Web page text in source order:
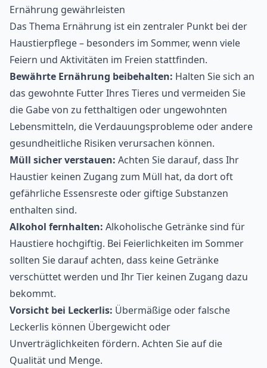
Ernährung gewährleisten
Das Thema Ernährung ist ein zentraler Punkt bei der
Haustierpflege – besonders im Sommer, wenn viele
Feiern und Aktivitäten im Freien stattfinden.
Bewährte Ernährung beibehalten: Halten Sie sich an
das gewohnte Futter Ihres Tieres und vermeiden Sie
die Gabe von zu fetthaltigen oder ungewohnten
Lebensmitteln, die Verdauungsprobleme oder andere
gesundheitliche Risiken verursachen können.
Müll sicher verstauen: Achten Sie darauf, dass Ihr
Haustier keinen Zugang zum Müll hat, da dort oft
gefährliche Essensreste oder giftige Substanzen
enthalten sind.
Alkohol fernhalten: Alkoholische Getränke sind für
Haustiere hochgiftig. Bei Feierlichkeiten im Sommer
sollten Sie darauf achten, dass keine Getränke
verschüttet werden und Ihr Tier keinen Zugang dazu
bekommt.
Vorsicht bei Leckerlis: Übermäßige oder falsche
Leckerlis können Übergewicht oder
Unverträglichkeiten fördern. Achten Sie auf die
Qualität und Menge.